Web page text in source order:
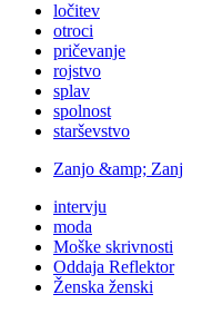
ločitev
otroci
pričevanje
rojstvo
splav
spolnost
starševstvo
Zanjo &amp; Zanj
intervju
moda
Moške skrivnosti
Oddaja Reflektor
Ženska ženski